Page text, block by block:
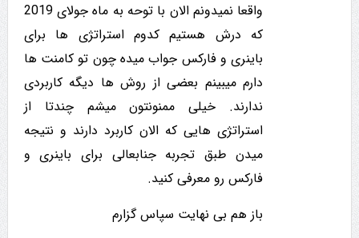
واقعا نمیدونم الان با توحه به ماه جولای 2019
که درش هستیم کدوم استراتژی ها برای
باینری و فارکس جواب میده چون تو کامنت ها
دارم میبینم بعضی از روش ها دیگه کاربردی
ندارند. خیلی ممنونتون میشم چندتا از
استراتژی هایی که الان کاربرد دارند و نتیجه
میدن طبق تجربه جنابعالی برای باینری و
فارکس رو معرفی کنید.
باز هم بی نهایت سپاس گزارم